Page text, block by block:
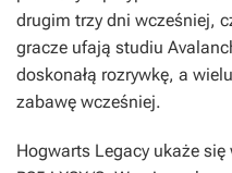
drugim trzy dni wcześniej,
gracze ufają studiu
doskonałą rozrywkę, a
zabawę wcześniej.
Hogwarts Legacy ukaże się